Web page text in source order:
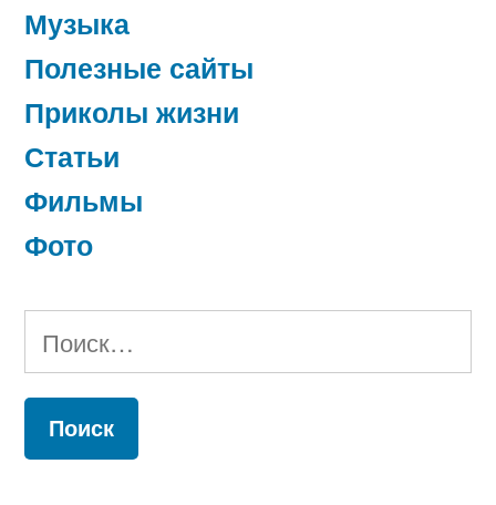
Музыка
Полезные сайты
Приколы жизни
Статьи
Фильмы
Фото
Найти: